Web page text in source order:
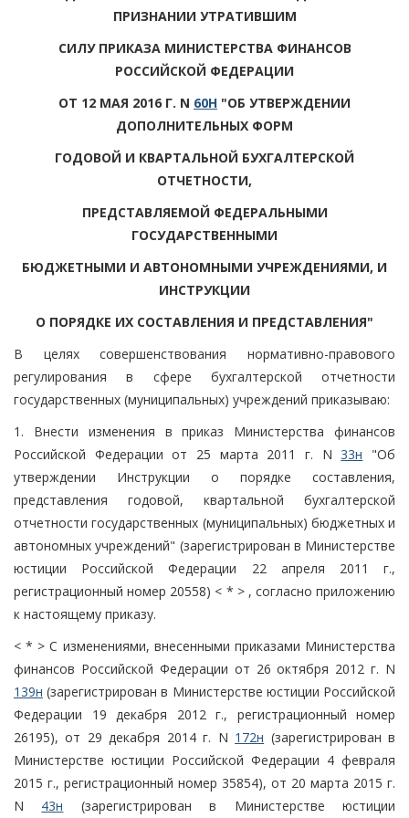
ПРИЗНАНИИ УТРАТИВШИМ
СИЛУ ПРИКАЗА МИНИСТЕРСТВА ФИНАНСОВ
РОССИЙСКОЙ ФЕДЕРАЦИИ
ОТ 12 МАЯ 2016 Г. N 60Н "ОБ УТВЕРЖДЕНИИ
ДОПОЛНИТЕЛЬНЫХ ФОРМ
ГОДОВОЙ И КВАРТАЛЬНОЙ БУХГАЛТЕРСКОЙ
ОТЧЕТНОСТИ,
ПРЕДСТАВЛЯЕМОЙ ФЕДЕРАЛЬНЫМИ
ГОСУДАРСТВЕННЫМИ
БЮДЖЕТНЫМИ И АВТОНОМНЫМИ УЧРЕЖДЕНИЯМИ, И
ИНСТРУКЦИИ
О ПОРЯДКЕ ИХ СОСТАВЛЕНИЯ И ПРЕДСТАВЛЕНИЯ"
В целях совершенствования нормативно-правового
регулирования в сфере бухгалтерской отчетности
государственных (муниципальных) учреждений приказываю:
1. Внести изменения в приказ Министерства финансов
Российской Федерации от 25 марта 2011 г. N33н "Об
утверждении Инструкции о порядке составления,
представления годовой, квартальной бухгалтерской
отчетности государственных (муниципальных) бюджетных и
автономных учреждений" (зарегистрирован в Министерстве
юстиции Российской Федерации 22 апреля 2011 г.,
регистрационный номер 20558) < * > , согласно приложению
к настоящему приказу.
< * > С изменениями, внесенными приказами Министерства
финансов Российской Федерации от 26 октября 2012 г. N
139н (зарегистрирован в Министерстве юстиции Российской
Федерации 19 декабря 2012 г., регистрационный номер
26195), от 29 декабря 2014 г. N 172н (зарегистрирован в
Министерстве юстиции Российской Федерации 4 февраля
2015 г., регистрационный номер 35854), от 20 марта 2015 г.
N 43н (зарегистрирован в Министерстве юстиции